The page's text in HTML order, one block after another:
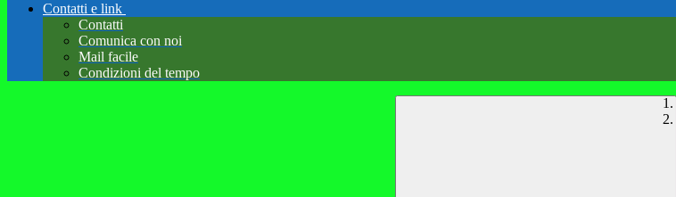
Contatti e link
Contatti
Comunica con noi
Mail facile
Condizioni del tempo